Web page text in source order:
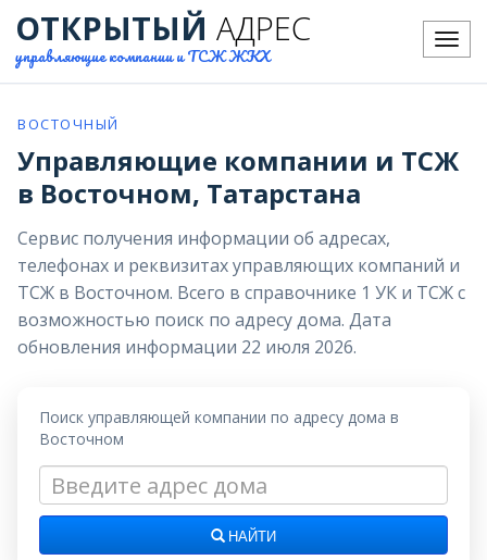
Меню
ОТКРЫТЫЙ АДРЕС
управляющие компании и ТСЖ ЖКХ
ВОСТОЧНЫЙ
Управляющие компании и ТСЖ
в Восточном, Татарстана
Сервис получения информации об адресах,
телефонах и реквизитах управляющих компаний и
ТСЖ в Восточном. Всего в справочнике 1 УК и ТСЖ с
возможностью поиск по адресу дома. Дата
обновления информации 22 июля 2026.
Поиск управляющей компании по адресу дома в
Восточном
НАЙТИ